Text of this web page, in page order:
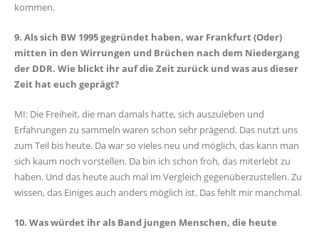
kommen.
9. Als sich BW 1995 gegründet haben, war Frankfurt (Oder)
mitten in den Wirrungen und Brüchen nach dem Niedergang
der DDR. Wie blickt ihr auf die Zeit zurück und was aus dieser
Zeit hat euch geprägt?
MI: Die Freiheit, die man damals hatte, sich auszuleben und
Erfahrungen zu sammeln waren schon sehr prägend. Das nutzt uns
zum Teil bis heute. Da war so vieles neu und möglich, das kann man
sich kaum noch vorstellen. Da bin ich schon froh, das miterlebt zu
haben. Und das heute auch mal im Vergleich gegenüberzustellen. Zu
wissen, das Einiges auch anders möglich ist. Das fehlt mir manchmal.
10. Was würdet ihr als Band jungen Menschen, die heute